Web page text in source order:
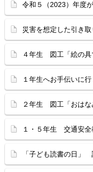
令和５（2023）年度
災害を想定した引き
４年生 図工「絵の具
１年生へお手伝いに
２年生 図工「おは
１・５年生 交通安全
「子ども読書の日」